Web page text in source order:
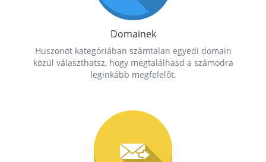
Domainek
Huszonöt kategóriában számtalan egyedi domain
közül választhatsz, hogy megtalálhasd a számodra
leginkább megfelelőt.